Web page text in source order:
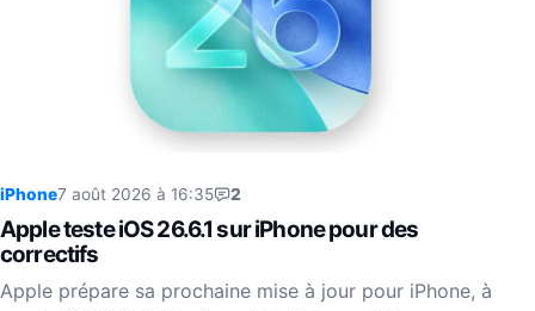
iPhone7 août 2026 à 16:35 2
Apple teste iOS 26.6.1 sur iPhone pour des
correctifs
Apple prépare sa prochaine mise à jour pour iPhone, à